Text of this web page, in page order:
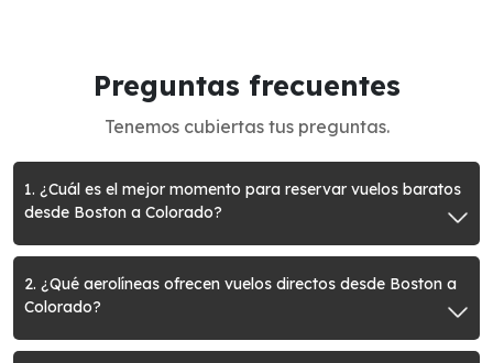
Preguntas frecuentes
Tenemos cubiertas tus preguntas.
1. ¿Cuál es el mejor momento para reservar vuelos baratos
desde Boston a Colorado?
2. ¿Qué aerolíneas ofrecen vuelos directos desde Boston a
Colorado?